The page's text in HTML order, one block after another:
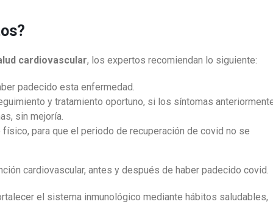
cardiovascular, los expertos recomiendan lo siguiente:
padecido esta enfermedad.
y tratamiento oportuno, si los síntomas
sin mejoría.
para que el periodo de recuperación de covid no se
cardiovascular, antes y después de haber padecido covid.
el sistema inmunológico mediante hábitos saludables,